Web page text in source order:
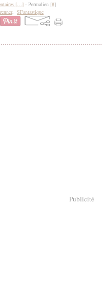
[…] - Permalien [#]
, SFantastique
Publicité